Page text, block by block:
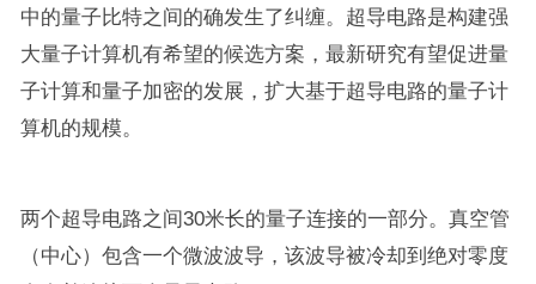
中的量子比特之间的确发生了纠缠。超导电路是构建强
大量子计算机有希望的候选方案，最新研究有望促进量
子计算和量子加密的发展，扩大基于超导电路的量子计
算机的规模。
两个超导电路之间30米长的量子连接的一部分。真空管
（中心）包含一个微波波导，该波导被冷却到绝对零度